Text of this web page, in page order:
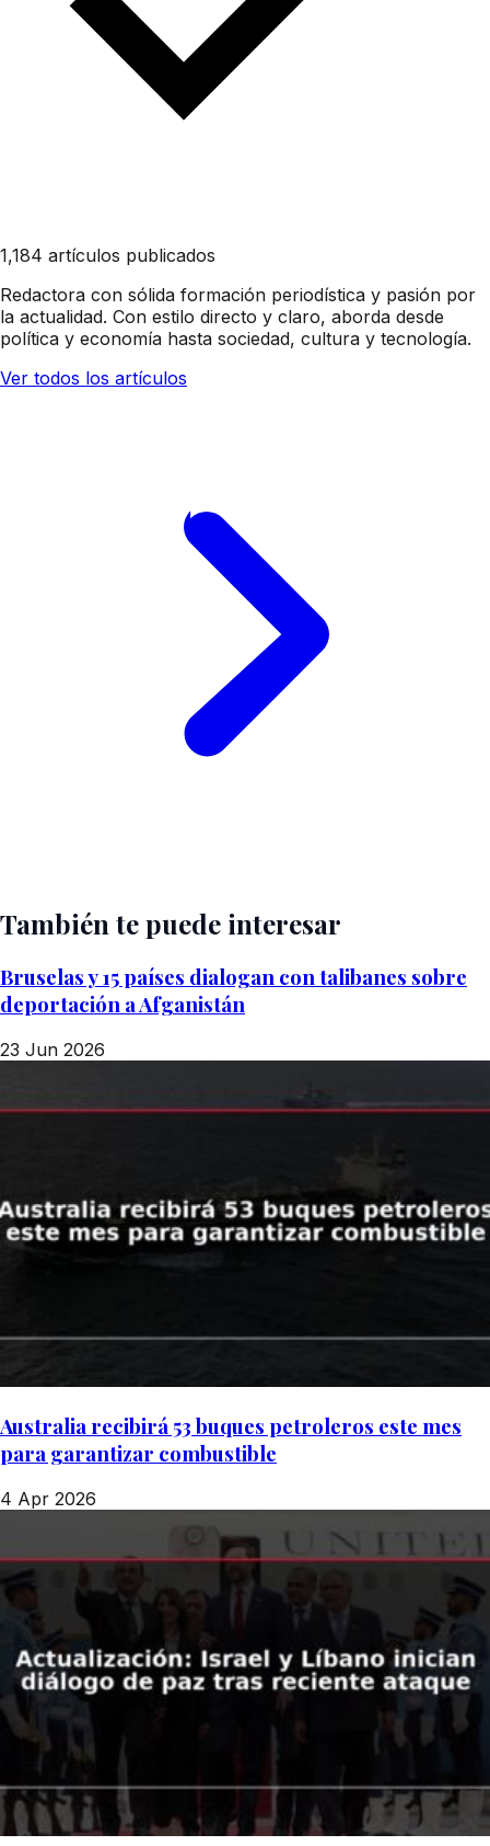
1,184 artículos publicados
Redactora con sólida formación periodística y pasión por
la actualidad. Con estilo directo y claro, aborda desde
política y economía hasta sociedad, cultura y tecnología.
Ver todos los artículos
También te puede interesar
Bruselas y 15 países dialogan con talibanes sobre
deportación a Afganistán
23 Jun 2026
Australia recibirá 53 buques petroleros este mes
para garantizar combustible
4 Apr 2026